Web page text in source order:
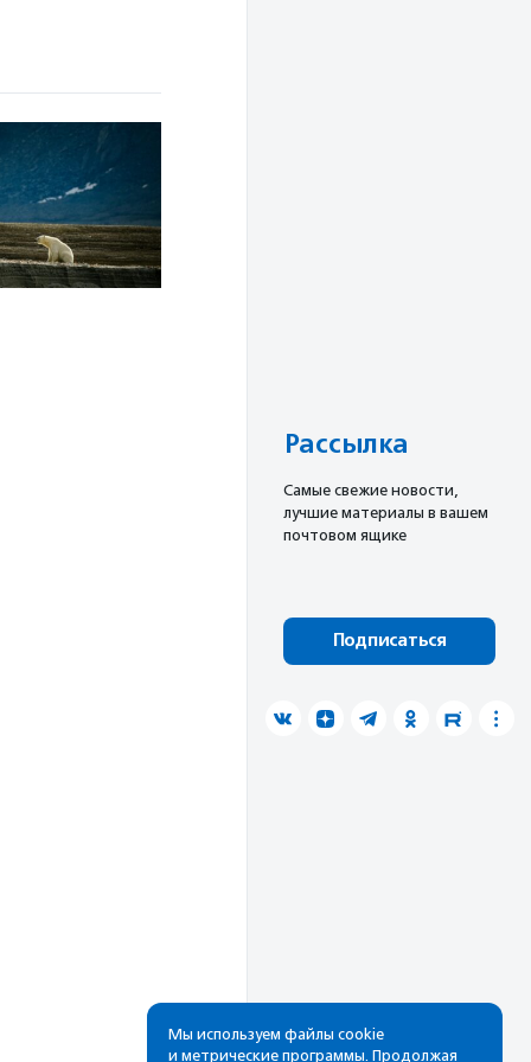
Рассылка
Cамые свежие новости,
лучшие материалы в вашем
почтовом ящике
Подписаться
Мы используем файлы cookie
и метрические программы. Продолжая